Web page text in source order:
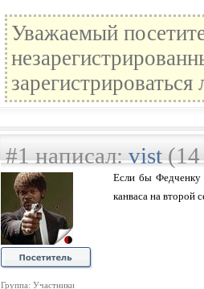
Уважаемый
#1 написал:vist(14
Группа: Участники
Если бы Федченку
канваса на второй